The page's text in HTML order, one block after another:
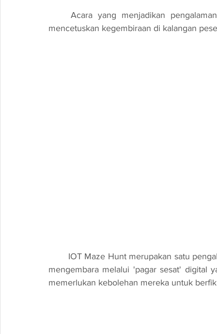
mencetuskan kegembiraan di kalangan
mengembara melalui 'pagar sesat' digital
memerlukan kebolehan mereka untuk